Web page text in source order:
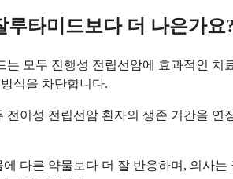
루타미드보다 더 나은가요
는 모두 진행성 전립선암에 효과적인
식을 차단합니다.
전이성 전립선암 환자의 생존 기간을
다른 약물보다 더 잘 반응하며, 의사